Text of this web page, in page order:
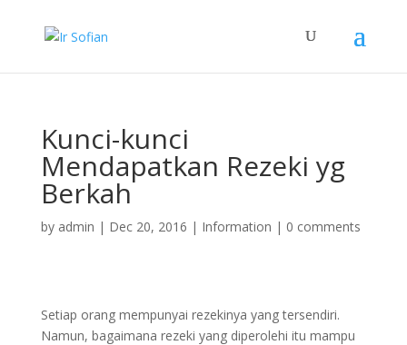
Kunci-kunci
Mendapatkan Rezeki yg
Berkah
by admin | Dec 20, 2016 | Information | 0 comments
Setiap orang mempunyai rezekinya yang tersendiri.
Namun, bagaimana rezeki yang diperolehi itu mampu